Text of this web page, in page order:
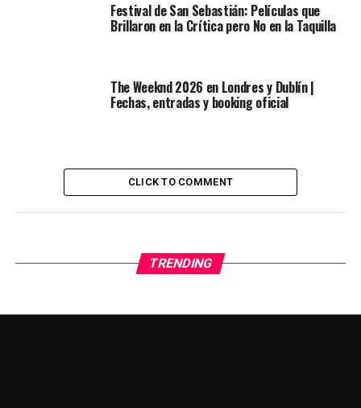
Festival de San Sebastián: Películas que
Brillaron en la Crítica pero No en la Taquilla
The Weeknd 2026 en Londres y Dublín |
Fechas, entradas y booking oficial
CLICK TO COMMENT
TRENDING